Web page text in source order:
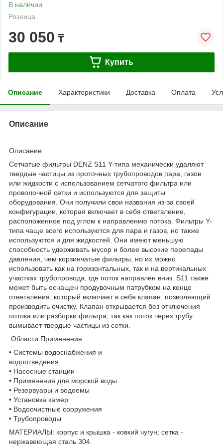
В наличии
Розница
30 050 ₸
Купить
Описание Характеристики Доставка Оплата
Описание
Описание
Cетчатые фильтры DENZ S11 Y-типа механически удаляют
твердые частицы из проточных трубопроводов пара, газов
или жидкости с использованием сетчатого фильтра или
проволочной сетки и используются для защиты
оборудования. Они получили свои названия из-за своей
конфигурации, которая включает в себя ответвление,
расположенное под углом к направлению потока. Фильтры Y-
типа чаще всего используются для пара и газов, но также
используются и для жидкостей. Они имеют меньшую
способность удерживать мусор и более высокие перепады
давления, чем корзинчатые фильтры, но их можно
использовать как на горизонтальных, так и на вертикальных
участках трубопровода, где поток направлен вниз. S11 также
может быть оснащен продувочным патрубком на конце
ответвления, который включает в себя клапан, позволяющий
производить очистку. Клапан открывается без отключения
потока или разборки фильтра, так как поток через трубу
вымывает твердые частицы из сетки.
Области Применения
• Системы водоснабжения и
водоотведения
• Насосные станции
• Применения для морской воды
• Резервуары и водоемы
• Установка камер
• Водоочистные сооружения
• Трубопроводы
МАТЕРИАЛЫ: корпус и крышка - ковкий чугун; сетка -
нержавеющая сталь 304.